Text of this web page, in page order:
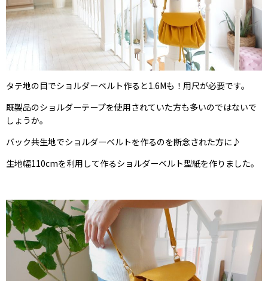
タテ地の目でショルダーベルト作ると1.6Mも！用尺が必要です。
既製品のショルダーテープを使用されていた方も多いのではないで
しょうか。
バック共生地でショルダーベルトを作るのを断念された方に♪
生地幅110cmを利用して作るショルダーベルト型紙を作りました。